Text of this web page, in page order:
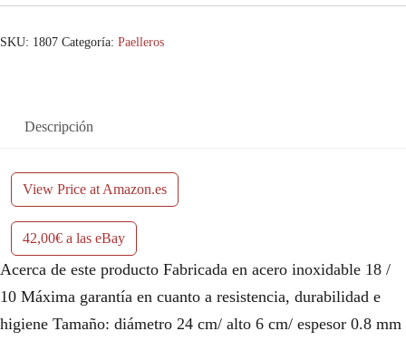
SKU: 1807 Categoría: Paelleros
Descripción
View Price at Amazon.es
42,00€ a las eBay
Acerca de este producto Fabricada en acero inoxidable 18 /
10 Máxima garantía en cuanto a resistencia, durabilidad e
higiene Tamaño: diámetro 24 cm/ alto 6 cm/ espesor 0.8 mm